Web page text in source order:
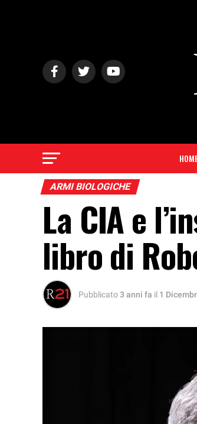
ARMI BIOLOGICHE
La CIA e
libro di
Pubblicato3 anni fa il 1